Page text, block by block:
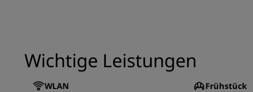
Wichtige Leistungen
WLAN Frühstück